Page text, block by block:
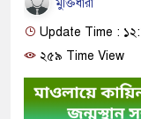
মুক্তিধারা
Update Time :
২৫৯ Time View